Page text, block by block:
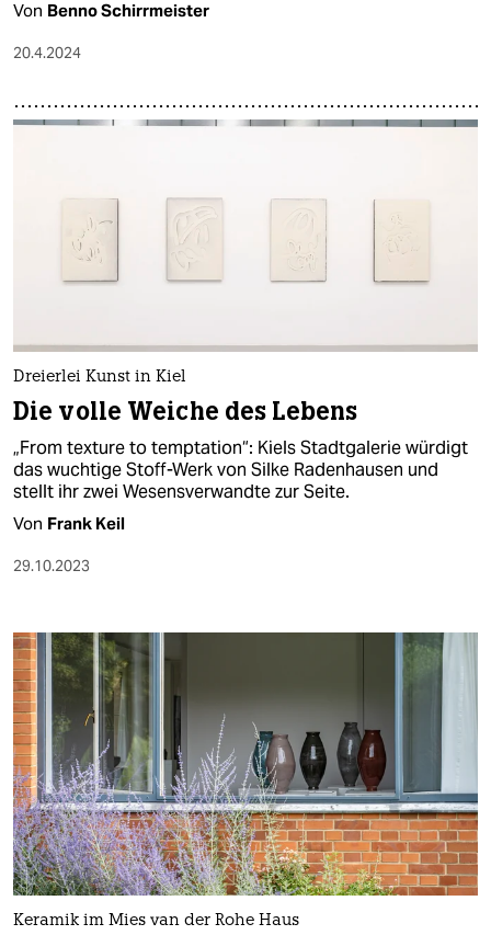
Von Benno Schirrmeister
20.4.2024
Dreierlei Kunst in Kiel
Die volle Weiche des Lebens
„From texture to temptation“: Kiels Stadtgalerie würdigt
das wuchtige Stoff-Werk von Silke Radenhausen und
stellt ihr zwei Wesensverwandte zur Seite.
Von Frank Keil
29.10.2023
Keramik im Mies van der Rohe Haus